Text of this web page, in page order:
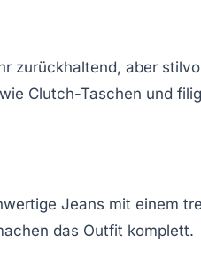
zurückhaltend, aber
Clutch-Taschen und
Jeans mit einem
das Outfit komplett.